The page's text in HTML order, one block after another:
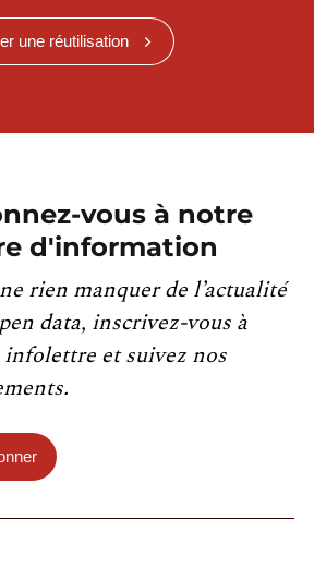
une réutilisation
vous à notre
d'information
rien manquer de l’actualité
data, inscrivez-vous à
et suivez nos